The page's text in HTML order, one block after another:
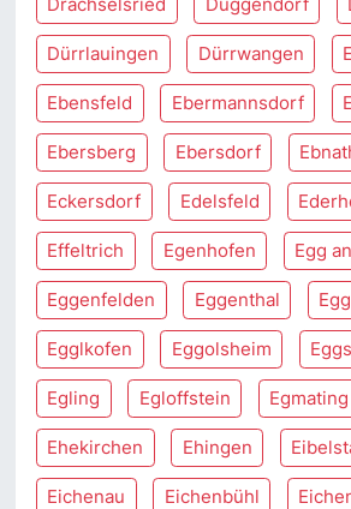
Drachselsried Duggendorf
Dürrlauingen Dürrwangen
Ebensfeld Ebermannsdorf
Ebersberg Ebersdorf
Eckersdorf Edelsfeld
Effeltrich Egenhofen Egg
Eggenfelden Eggenthal
Egglkofen Eggolsheim
Egling Egloffstein Egmating
Ehekirchen Ehingen
Eichenau Eichenbühl